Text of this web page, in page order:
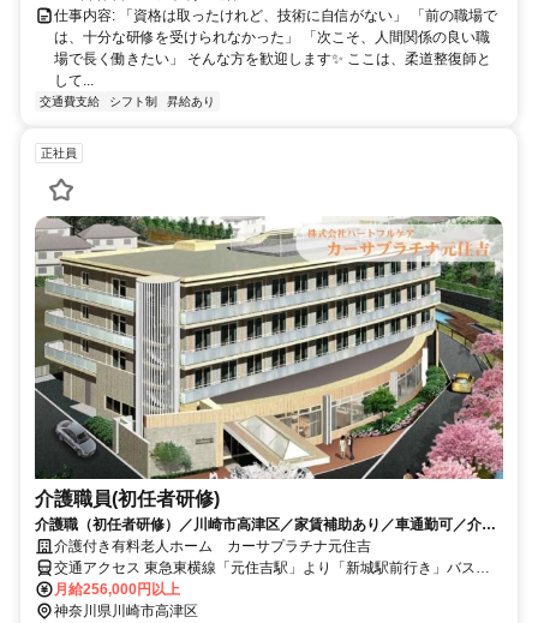
仕事内容: 「資格は取ったけれど、技術に自信がない」 「前の職場で
は、十分な研修を受けられなかった」 「次こそ、人間関係の良い職
場で長く働きたい」 そんな方を歓迎します✨ ここは、柔道整復師と
して...
交通費支給 シフト制 昇給あり
正社員
介護職員(初任者研修)
介護職（初任者研修）／川崎市高津区／家賃補助あり／車通勤可／介護
スタッフ募集中！
介護付き有料老人ホーム カーサプラチナ元住吉
交通アクセス 東急東横線「元住吉駅」より「新城駅前行き」バスで
約5分 「井田営業所前」バス停下車徒歩3分 自転車、バイク、車通勤
も可能です 車通勤希望の方は事前にご相談ください
月給256,000円以上
神奈川県川崎市高津区